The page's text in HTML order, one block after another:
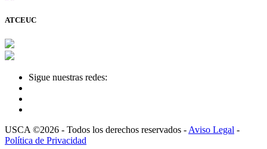
ATCEUC
Sigue nuestras redes:
USCA ©2026 - Todos los derechos reservados - Aviso Legal -
Política de Privacidad